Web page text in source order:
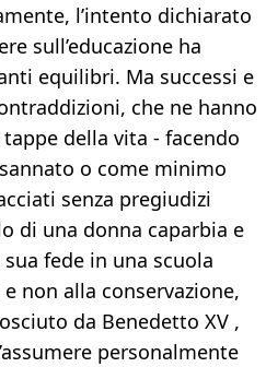
l’intento dichiarato
sull’educazione ha
equilibri. Ma successi e
che ne hanno
della vita - facendo
o come minimo
senza pregiudizi
di una donna caparbia e
fede in una scuola
non alla conservazione,
da Benedetto XV ,
personalmente